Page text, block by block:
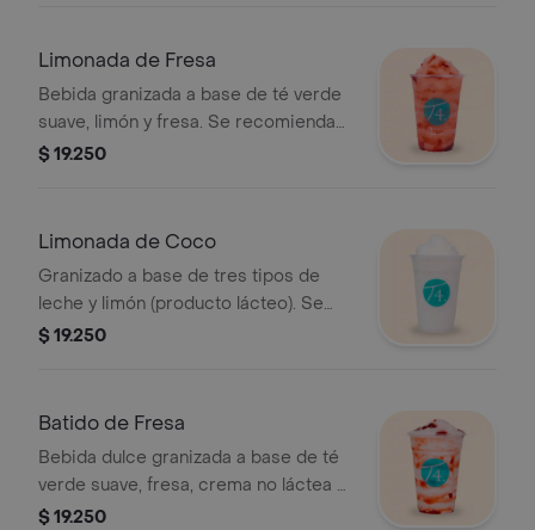
Limonada de Fresa
Bebida granizada a base de té verde
suave, limón y fresa. Se recomienda
sin azúcar.
$ 19.250
Limonada de Coco
Granizado a base de tres tipos de
leche y limón (producto lácteo). Se
recomienda poco azúcar.
$ 19.250
Batido de Fresa
Bebida dulce granizada a base de té
verde suave, fresa, crema no láctea y
leche deslactosada. Se recomienda
$ 19.250